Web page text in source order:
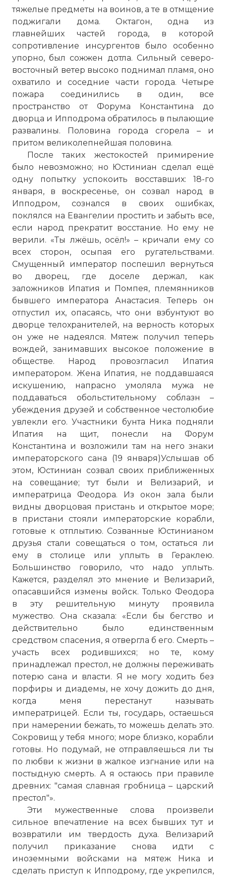
тяжелые предметы на воинов, а те в отмщение
поджигали дома. Октагон, одна из
главнейших частей города, в которой
сопротивление инсургентов было особенно
упорно, был сожжен дотла. Сильный северо-
восточный ветер высоко поднимал пламя, оно
охватило и соседние части города. Четыре
пожара соединились в один, все
пространство от Форума Константина до
дворца и Ипподрома обратилось в пылающие
развалины. Половина города сгорела – и
притом великолепнейшая половина.
После таких жестокостей примирение
было невозможно; но Юстиниан сделал ещё
одну попытку успокоить восставших: 18-го
января, в воскресенье, он созвал народ в
Ипподром, сознался в своих ошибках,
поклялся на Евангелии простить и забыть все,
если народ прекратит восстание. Но ему не
верили. «Ты лжёшь, осёл!» – кричали ему со
всех сторон, осыпая его ругательствами.
Смущенный император поспешил вернуться
во дворец, где доселе держал, как
заложников Ипатия и Помпея, племянников
бывшего императора Анастасия. Теперь он
отпустил их, опасаясь, что они взбунтуют во
дворце телохранителей, на верность которых
он уже не надеялся. Мятеж получил теперь
вождей, занимавших высокое положение в
обществе. Народ провозгласил Ипатия
императором. Жена Ипатия, не поддавшаяся
искушению, напрасно умоляла мужа не
поддаваться обольстительному соблазн –
убеждения друзей и собственное честолюбие
увлекли его. Участники бунта Ника подняли
Ипатия на щит, понесли на Форум
Константина и возложили там на него знаки
императорского сана (19 января)Услышав об
этом, Юстиниан созвал своих приближенных
на совещание; тут были и Велизарий, и
императрица Феодора. Из окон зала были
видны дворцовая пристань и открытое море;
в пристани стояли императорские корабли,
готовые к отплытию. Созванные Юстинианом
друзья стали совещаться о том, остаться ли
ему в столице или уплыть в Гераклею.
Большинство говорило, что надо уплыть.
Кажется, разделял это мнение и Велизарий,
опасавшийся измены войск. Только Феодора
в эту решительную минуту проявила
мужество. Она сказала: «Если бы бегство и
действительно было единственным
средством спасения, я отвергла б его. Смерть –
участь всех родившихся; но те, кому
принадлежал престол, не должны переживать
потерю сана и власти. Я не могу ходить без
порфиры и диадемы, не хочу дожить до дня,
когда меня перестанут называть
императрицей. Если ты, государь, остаешься
при намерении бежать, то можешь делать это.
Сокровищ у тебя много; море близко, корабли
готовы. Но подумай, не отправляешься ли ты
по любви к жизни в жалкое изгнание или на
постыдную смерть. А я остаюсь при правиле
древних: "самая славная гробница – царский
престол"».
Эти мужественные слова произвели
сильное впечатление на всех бывших тут и
возвратили им твердость духа. Велизарий
получил приказание снова идти с
иноземными войсками на мятеж Ника и
сделать приступ к Ипподрому, где укрепился,
☓
Nika Riots News Report
Имя:
Комментарий:
Проверочный код:
Вернуться в статью: Восстание Ника